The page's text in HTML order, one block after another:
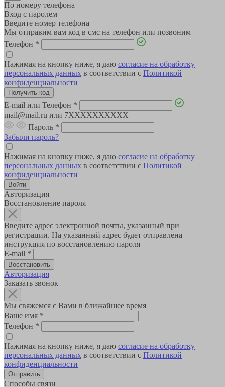
По номеру телефона
Вход с паролем
Введите номер телефона
Мы отправим вам код в смс на телефон или позвоним
Телефон *
Нажимая на кнопку ниже, я даю согласие на обработку
персональных данных в соответствии с Политикой
конфиденциальности
E-mail или Телефон *
mail@mail.ru или 7XXXXXXXXXX
Пароль *
Забыли пароль?
Нажимая на кнопку ниже, я даю согласие на обработку
персональных данных в соответствии с Политикой
конфиденциальности
Авторизация
Восстановление пароля
Введите адрес электронной почты, указанный при
регистрации. На указанный адрес будет отправлена
инструкция по восстановлению пароля
E-mail *
Авторизация
Заказать звонок
Мы свяжемся с Вами в ближайшее время
Ваше имя *
Телефон *
Нажимая на кнопку ниже, я даю согласие на обработку
персональных данных в соответствии с Политикой
конфиденциальности
Способы связи